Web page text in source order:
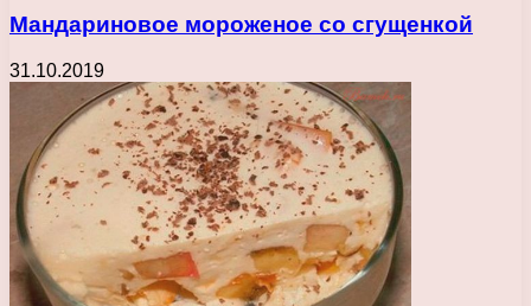
Мандариновое мороженое со сгущенкой
31.10.2019